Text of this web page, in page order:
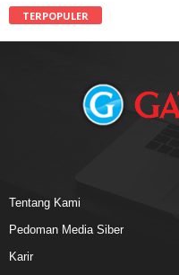
TERPOPULER
Tentang Kami
Pedoman Media Siber
Karir